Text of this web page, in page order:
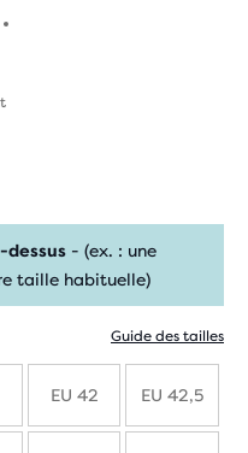
dessus - (ex. : une
taille habituelle)
Guide des tailles
EU 42 EU 42,5